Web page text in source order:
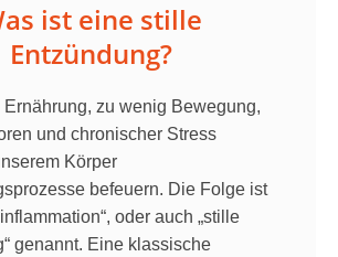
ist eine stille
Entzündung?
zu wenig Bewegung,
und chronischer Stress
Körper
befeuern. Die Folge ist
oder auch „stille
genannt. Eine klassische